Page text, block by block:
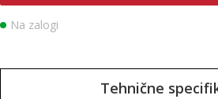
Na zalogi
Tehnične